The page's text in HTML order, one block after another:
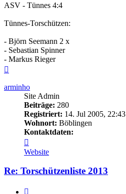
ASV - Tünnes 4:4
Tünnes-Torschützen:
- Björn Seemann 2 x
- Sebastian Spinner
- Markus Rieger
arminho
Site Admin
Beiträge: 280
Registriert: 14. Jul 2005, 22:43
Wohnort: Böblingen
Kontaktdaten:
von
arminho
Website
Re: Torschützenliste 2013